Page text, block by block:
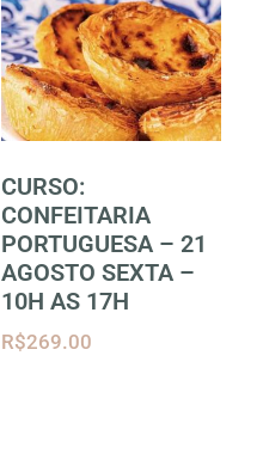
CURSO:
CONFEITARIA
PORTUGUESA – 21
AGOSTO SEXTA –
10H AS 17H
R$269.00